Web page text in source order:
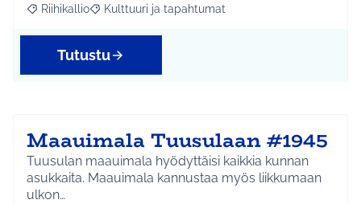
Rajaa tulokset aihepiirin mukaan: Riihikallio
Riihikallio Rajaa tulokset teeman mukaan: Kulttuuri ja
Kulttuuri ja tapahtumat
Tutustu
Maauimala Tuusulaan #1945
Tuusulan maauimala hyödyttäisi kaikkia kunnan
asukkaita. Maauimala kannustaa myös liikkumaan
ulkon…